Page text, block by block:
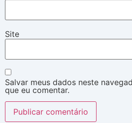
Site
Salvar meus dados neste
que eu comentar.